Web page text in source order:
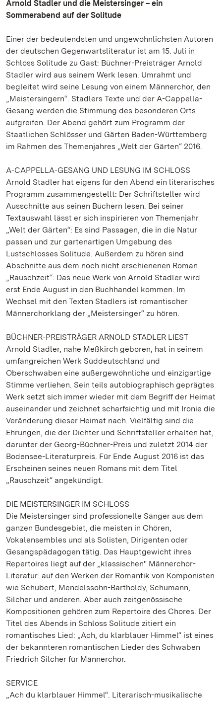
Arnold Stadler und die Meistersinger – ein
Sommerabend auf der Solitude
Einer der bedeutendsten und ungewöhnlichsten Autoren
der deutschen Gegenwartsliteratur ist am 15. Juli in
Schloss Solitude zu Gast: Büchner-Preisträger Arnold
Stadler wird aus seinem Werk lesen. Umrahmt und
begleitet wird seine Lesung von einem Männerchor, den
„Meistersingern“. Stadlers Texte und der A-Cappella-
Gesang werden die Stimmung des besonderen Orts
aufgreifen. Der Abend gehört zum Programm der
Staatlichen Schlösser und Gärten Baden-Württemberg
im Rahmen des Themenjahres „Welt der Gärten“ 2016.
A-CAPPELLA-GESANG UND LESUNG IM SCHLOSS
Arnold Stadler hat eigens für den Abend ein literarisches
Programm zusammengestellt: Der Schriftsteller wird
Ausschnitte aus seinen Büchern lesen. Bei seiner
Textauswahl lässt er sich inspirieren von Themenjahr
„Welt der Gärten“: Es sind Passagen, die in die Natur
passen und zur gartenartigen Umgebung des
Lustschlosses Solitude. Außerdem zu hören sind
Abschnitte aus dem noch nicht erschienenen Roman
„Rauschzeit“: Das neue Werk von Arnold Stadler wird
erst Ende August in den Buchhandel kommen. Im
Wechsel mit den Texten Stadlers ist romantischer
Männerchorklang der „Meistersinger“ zu hören.
BÜCHNER-PREISTRÄGER ARNOLD STADLER LIEST
Arnold Stadler, nahe Meßkirch geboren, hat in seinem
umfangreichen Werk Süddeutschland und
Oberschwaben eine außergewöhnliche und einzigartige
Stimme verliehen. Sein teils autobiographisch geprägtes
Werk setzt sich immer wieder mit dem Begriff der Heimat
auseinander und zeichnet scharfsichtig und mit Ironie die
Veränderung dieser Heimat nach. Vielfältig sind die
Ehrungen, die der Dichter und Schriftsteller erhalten hat,
darunter der Georg-Büchner-Preis und zuletzt 2014 der
Bodensee-Literaturpreis. Für Ende August 2016 ist das
Erscheinen seines neuen Romans mit dem Titel
„Rauschzeit“ angekündigt.
DIE MEISTERSINGER IM SCHLOSS
Die Meistersinger sind professionelle Sänger aus dem
ganzen Bundesgebiet, die meisten in Chören,
Vokalensembles und als Solisten, Dirigenten oder
Gesangspädagogen tätig. Das Hauptgewicht ihres
Repertoires liegt auf der „klassischen" Männerchor-
Literatur: auf den Werken der Romantik von Komponisten
wie Schubert, Mendelssohn-Bartholdy, Schumann,
Silcher und anderen. Aber auch zeitgenössische
Kompositionen gehören zum Repertoire des Chores. Der
Titel des Abends in Schloss Solitude zitiert ein
romantisches Lied: „Ach, du klarblauer Himmel“ ist eines
der bekannteren romantischen Lieder des Schwaben
Friedrich Silcher für Männerchor.
SERVICE
„Ach du klarblauer Himmel“. Literarisch-musikalische